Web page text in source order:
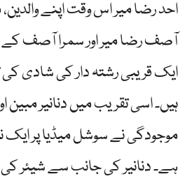
احد رضا میر اس وقت اپنے
آصف رضا میر اور سمرا آصف کے
ایک قریبی رشتہ دار کی شادی
ہیں۔ اسی تقریب میں دنانیر مبین
موجودگی نے سوشل میڈیا پر
ہے۔ دنانیر کی جانب سے شیئر